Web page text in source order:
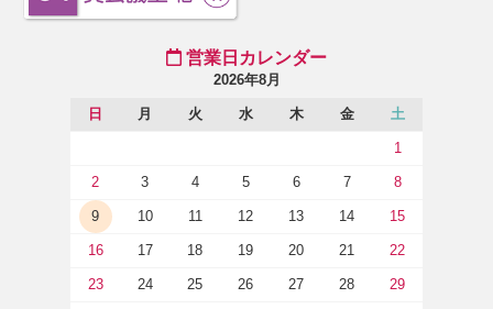
営業日カレンダー
2026年8月
日 月 火 水 木 金 土
1
2 3 4 5 6 7 8
9 10 11 12 13 14 15
16 17 18 19 20 21 22
23 24 25 26 27 28 29